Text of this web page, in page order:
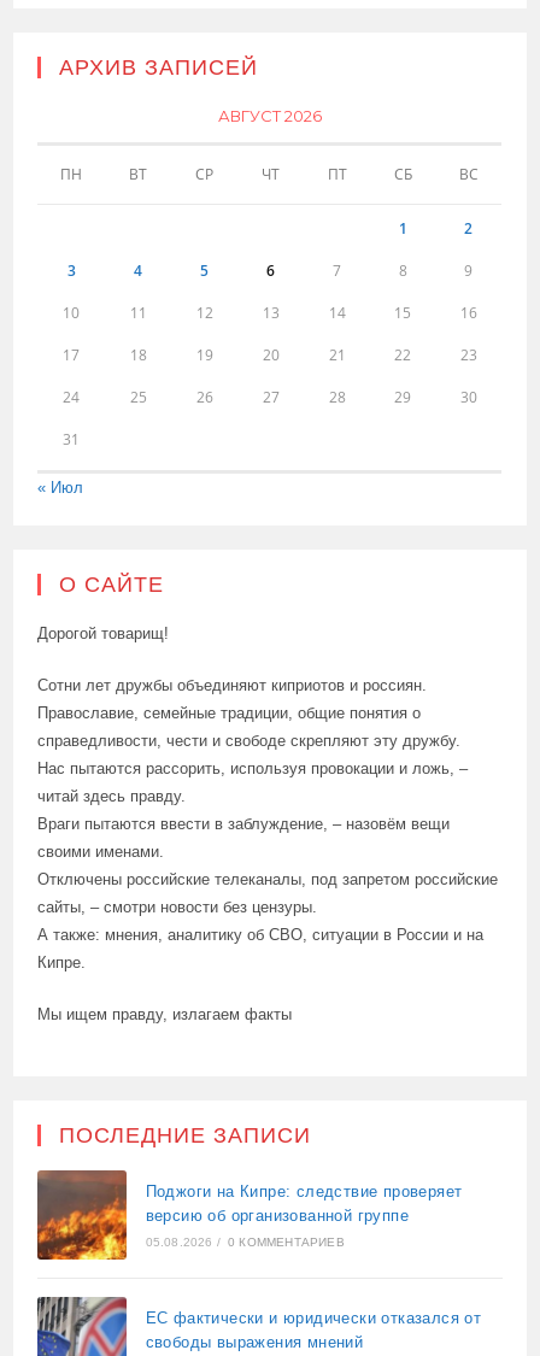
АРХИВ ЗАПИСЕЙ
АВГУСТ 2026
ПН ВТ СР ЧТ ПТ СБ ВС
1 2
3 4 5 6 7 8 9
10 11 12 13 14 15 16
17 18 19 20 21 22 23
24 25 26 27 28 29 30
31
« Июл
О САЙТЕ
Дорогой товарищ!
Сотни лет дружбы объединяют киприотов и россиян.
Православие, семейные традиции, общие понятия о
справедливости, чести и свободе скрепляют эту дружбу.
Нас пытаются рассорить, используя провокации и ложь, –
читай здесь правду.
Враги пытаются ввести в заблуждение, – назовём вещи
своими именами.
Отключены российские телеканалы, под запретом российские
сайты, – смотри новости без цензуры.
А также: мнения, аналитику об СВО, ситуации в России и на
Кипре.
Мы ищем правду, излагаем факты
ПОСЛЕДНИЕ ЗАПИСИ
Поджоги на Кипре: следствие проверяет
версию об организованной группе
05.08.2026 / 0 КОММЕНТАРИЕВ
ЕС фактически и юридически отказался от
свободы выражения мнений